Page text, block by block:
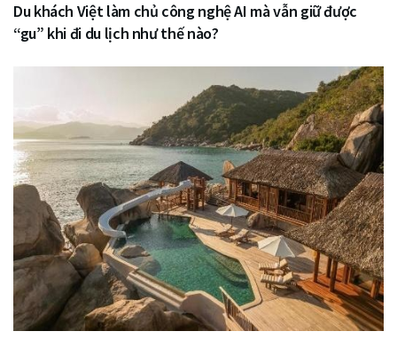
Du khách Việt làm chủ công nghệ AI mà vẫn giữ được
“gu” khi đi du lịch như thế nào?